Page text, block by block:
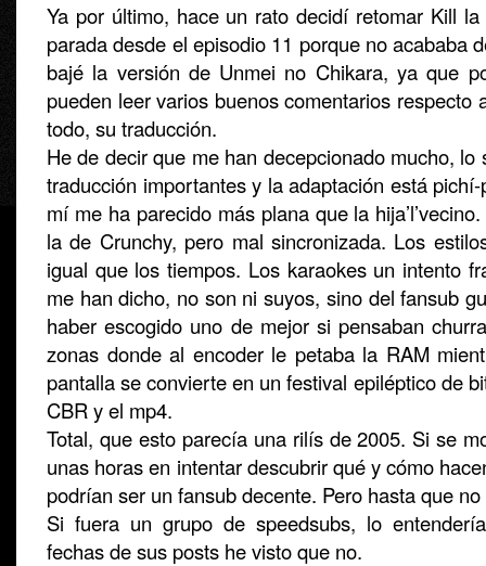
Ya por último, hace un rato decidí retomar Kill
parada desde el episodio 11 porque no acababa
bajé la versión de Unmei no Chikara, ya que
pueden leer varios buenos comentarios respecto
todo, su traducción.
He de decir que me han decepcionado mucho, lo
traducción importantes y la adaptación está
mí me ha parecido más plana que la
la de Crunchy, pero mal sincronizada. Los
igual que los tiempos. Los karaokes un intento
me han dicho, no son ni suyos, sino del fansub
haber escogido uno de mejor si pensaban
zonas donde al encoder le petaba la RAM
pantalla se convierte en un festival epiléptico de
CBR y el mp4.
Total, que esto parecía una rilís de 2005. Si se
unas horas en intentar descubrir qué y cómo
podrían ser un fansub decente. Pero hasta que
Si fuera un grupo de speedsubs, lo
fechas de sus posts he visto que no.